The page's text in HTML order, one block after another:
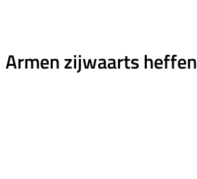
Armen zijwaarts heffen